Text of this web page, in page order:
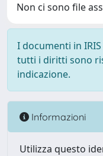
Non ci sono file
I documenti in
tutti i diritti sono
indicazione.
Informazioni
Utilizza questo